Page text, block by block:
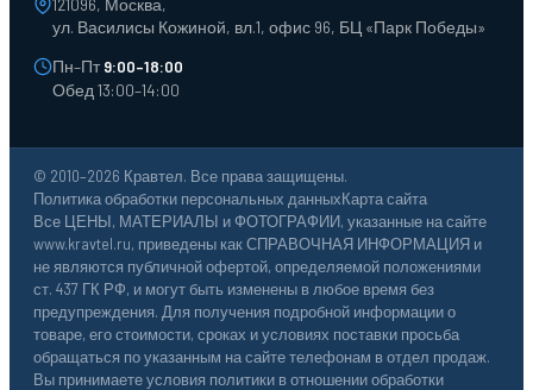
ул. Василисы Кожиной, вл.1, офис 96, БЦ «Парк Победы»
Пн–Пт9:00–18:00
Обед 13:00–14:00
© 2010–2026 Кравтел. Все права защищены.
Политика обработки персональных данныхКарта сайта
Все ЦЕНЫ, МАТЕРИАЛЫ и ФОТОГРАФИИ, указанные на сайте
www.kravtel.ru, приведены как СПРАВОЧНАЯ ИНФОРМАЦИЯ и
не являются публичной офертой, определяемой положениями
ст. 437 ГК РФ, и могут быть изменены в любое время без
предупреждения. Для получения подробной информации о
товаре, его стоимости, сроках и условиях поставки просьба
обращаться по указанным на сайте телефонам в отдел продаж.
Вы принимаете условия политики в отношении обработки